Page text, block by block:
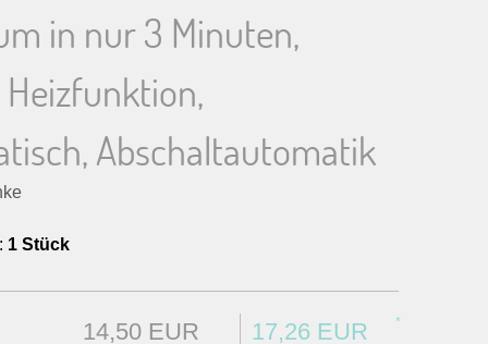
in nur 3 Minuten,
Abschaltautomatik
1 Stück
14,50 EUR 17,26 EUR *